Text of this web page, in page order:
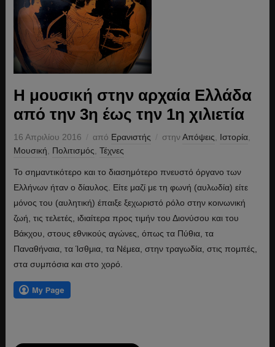
Η μουσική στην αρχαία Ελλάδα
από την 3η έως την 1η χιλιετία
16 Απριλίου 2016 από Ερανιστής στηνΑπόψεις Ιστορία,
Μουσική
Πολιτισμός Τέχνες
Το σημαντικότερο και το διασημότερο πνευστό όργανο των
Ελλήνων ήταν ο δίαυλος. Είτε μαζί με τη φωνή (αυλωδία) είτε
μόνος του (αυλητική) έπαιξε ξεχωριστό ρόλο στην κοινωνική
ζωή, τις τελετές, ιδιαίτερα προς τιμήν του Διονύσου και του
Βάκχου, στους εθνικούς αγώνες, όπως τα Πύθια, τα
Παναθήναια, τα Ίσθμια, τα Νέμεα, στην τραγωδία, στις πομπές,
στα συμπόσια και στο χορό.